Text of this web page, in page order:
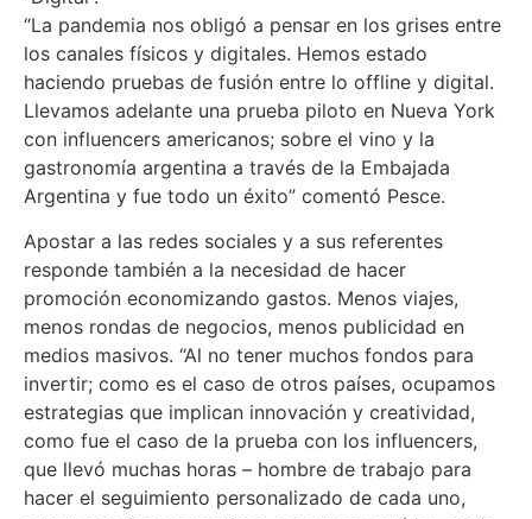
“La pandemia nos obligó a pensar en los grises entre
los canales físicos y digitales. Hemos estado
haciendo pruebas de fusión entre lo offline y digital.
Llevamos adelante una prueba piloto en Nueva York
con influencers americanos; sobre el vino y la
gastronomía argentina a través de la Embajada
Argentina y fue todo un éxito” comentó Pesce.
Apostar a las redes sociales y a sus referentes
responde también a la necesidad de hacer
promoción economizando gastos. Menos viajes,
menos rondas de negocios, menos publicidad en
medios masivos. “Al no tener muchos fondos para
invertir; como es el caso de otros países, ocupamos
estrategias que implican innovación y creatividad,
como fue el caso de la prueba con los influencers,
que llevó muchas horas – hombre de trabajo para
hacer el seguimiento personalizado de cada uno,